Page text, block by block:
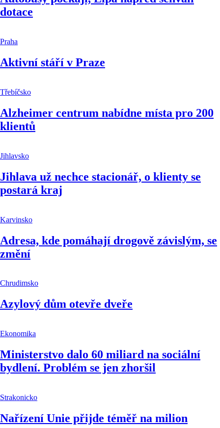
dotace
Praha
Aktivní stáří v Praze
Třebíčsko
Alzheimer centrum nabídne místa pro 200
klientů
Jihlavsko
Jihlava už nechce stacionář, o klienty se
postará kraj
Karvinsko
Adresa, kde pomáhají drogově závislým, se
změní
Chrudimsko
Azylový dům otevře dveře
Ekonomika
Ministerstvo dalo 60 miliard na sociální
bydlení. Problém se jen zhoršil
Strakonicko
Nařízení Unie přijde téměř na milion